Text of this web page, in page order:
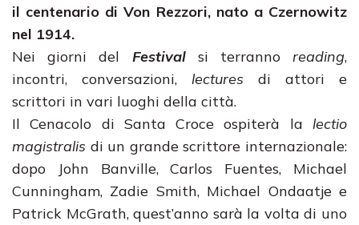
il centenario di Von Rezzori, nato a Czernowitz
nel 1914.
Nei giorni del Festivalsi terranno reading,
incontri, conversazioni, lectures di attori e
scrittori in vari luoghi della città.
Il Cenacolo di Santa Croce ospiterà la lectio
magistralis di un grande scrittore internazionale:
dopo John Banville, Carlos Fuentes, Michael
Cunningham, Zadie Smith, Michael Ondaatje e
Patrick McGrath, quest’anno sarà la volta di uno